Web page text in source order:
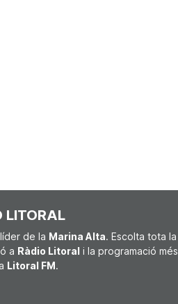
LITORAL
líder de la Marina Alta. Escolta tota la
a Ràdio Litoral i la programació més
Litoral FM.